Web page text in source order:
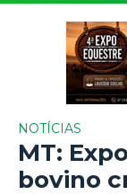
NOTÍCIAS
MT:
bovino